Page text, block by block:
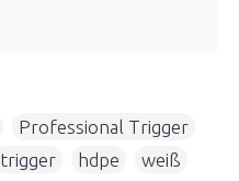
Professional Trigger
trigger hdpe weiß